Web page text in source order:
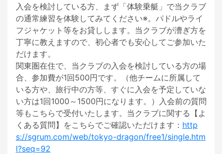
入会を検討している方、まず「体験乗艇」で当クラブ
の通常練習を体験してみてください※。パドルやライ
フジャケット等をお貸しします。当クラブが漕ぎ方を
丁寧に教えますので、初心者でも安心してご参加いた
だけます。
関東圏在住で、当クラブの入会を検討している方の場
合、参加費が1回500円です。（他チームに所属して
いる方や、旅行中の方等、すぐに入会を予定していな
い方は1回1000～1500円になります。）入会前の質問
等もこちらで受付いたします。当クラブに関する【よ
くある質問】をこちらでご確認いただけます： http
s://sgrum.com/web/tokyo-dragon/free1/single.htm
l?seq=92